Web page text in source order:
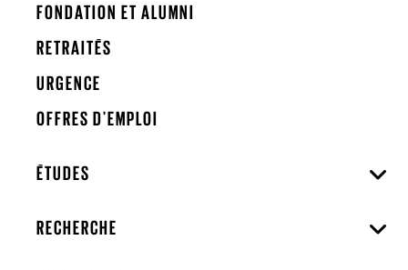
FONDATION ET ALUMNI
RETRAITÉS
URGENCE
OFFRES D'EMPLOI
ÉTUDES
RECHERCHE